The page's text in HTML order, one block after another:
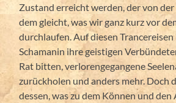
Zustand erreicht werden, der von
dem gleicht, was wir ganz kurz vor
durchlaufen. Auf diesen Trancereisen
Schamanin ihre geistigen
Rat bitten, verlorengegangene
zurückholen und anders mehr. Doch
dessen, was zu dem Können und